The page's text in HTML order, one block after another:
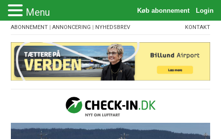
ABONNEMENT |ANNONCERING | NYHEDSBREV KONTAKT
Menu